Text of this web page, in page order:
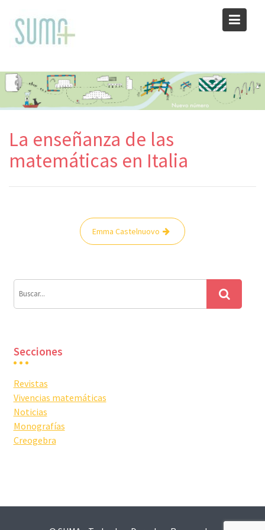
content
La enseñanza de las
matemáticas en Italia
Navegación
Emma Castelnuovo
Secciones
Revistas
Vivencias matemáticas
Noticias
Monografías
Creogebra